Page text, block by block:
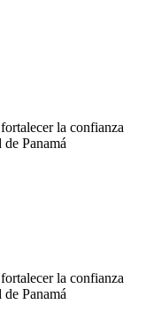
la confianza
Panamá
la confianza
Panamá